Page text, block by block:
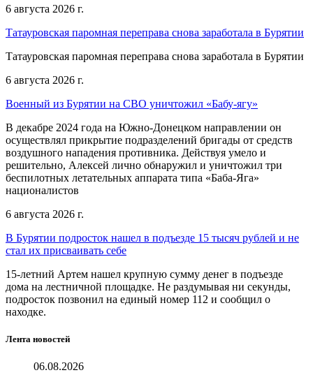
6 августа 2026 г.
Татауровская паромная переправа снова заработала в Бурятии
Татауровская паромная переправа снова заработала в Бурятии
6 августа 2026 г.
Военный из Бурятии на СВО уничтожил «Бабу-ягу»
В декабре 2024 года на Южно-Донецком направлении он
осуществлял прикрытие подразделений бригады от средств
воздушного нападения противника. Действуя умело и
решительно, Алексей лично обнаружил и уничтожил три
беспилотных летательных аппарата типа «Баба-Яга»
националистов
6 августа 2026 г.
В Бурятии подросток нашел в подъезде 15 тысяч рублей и не
стал их присваивать себе
15-летний Артем нашел крупную сумму денег в подъезде
дома на лестничной площадке. Не раздумывая ни секунды,
подросток позвонил на единый номер 112 и сообщил о
находке.
Лента новостей
06.08.2026